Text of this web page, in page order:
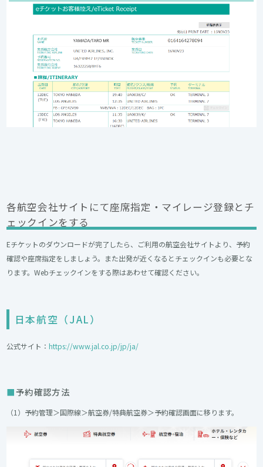
各航空会社サイトにて座席指定・マイレージ登録とチ
ェックインをする
Eチケットのダウンロードが完了したら、ご利用の航空会社サイトより、予約
確認や座席指定をしましょう。また出発が近くなるとチェックインも必要とな
ります。Webチェックインをする際はあわせて確認ください。
日本航空（JAL）
公式サイト：https://www.jal.co.jp/jp/ja/
予約確認方法
（1）予約管理＞国際線＞航空券/特典航空券＞予約確認画面に移ります。